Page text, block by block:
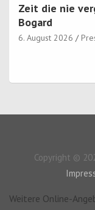
Zeit die nie
Bogard
6. August 2026
Copyright ©
Weitere Online-